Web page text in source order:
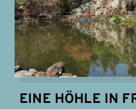
EINE HÖHLE IN